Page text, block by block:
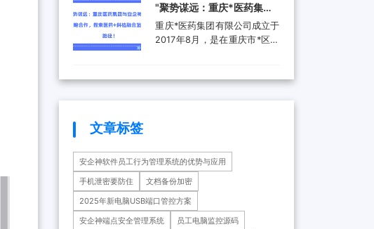
设，打造创新型企业...
集成电路可靠性验证及测试分
析领域打造国内一流集成电路
检测、分析、设计开发及技术
和高端设备集成电路可靠性验
‌"聚势谋远：重庆*医药集团
与安企神达成战略合作，探
索医药+科技融合发展新路
重庆*医药集团有限公司成立于
2017年8月，是在重庆市*区医
业。是重庆*经济技术开发（集
下辖重庆*制药有限公司、*医
药科技重庆有限公司、重庆*肿
瘤医院等十余家子公司...
文章标签
安企神软件员工行为管理系统的优势与应用
手机泄密要防住
文档备份加密
2025年新电脑USB端口管控方案
安企神端点安全管理系统
员工电脑监控源码